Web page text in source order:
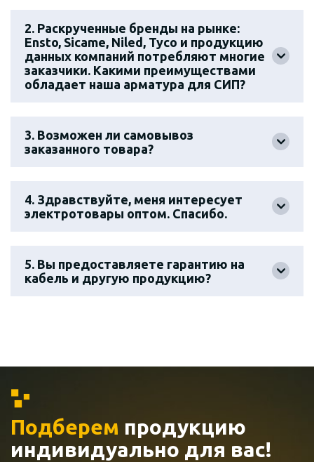
2. Раскрученные бренды на рынке:
Ensto, Sicame, Niled, Tyco и продукцию
данных компаний потребляют многие
заказчики. Какими преимуществами
обладает наша арматура для СИП?
3. Возможен ли самовывоз
заказанного товара?
4. Здравствуйте, меня интересует
электротовары оптом. Спасибо.
5. Вы предоставляете гарантию на
кабель и другую продукцию?
Подберем продукцию
индивидуально для вас!